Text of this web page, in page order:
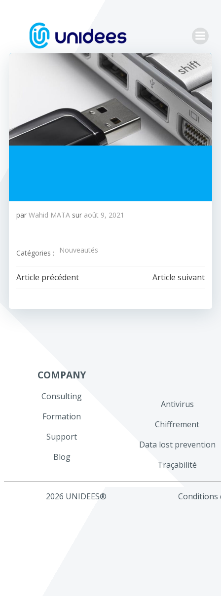
contenu
par Wahid MATA sur août 9, 2021
Catégories : Nouveautés
Navigation
de
Article précédent
Navigation
de
Article suivant
COMPANY
Consulting
Formation
Support
Blog
Antivirus
Chiffrement
Data lost prevention
Traçabilité
2026 UNIDEES® Conditions